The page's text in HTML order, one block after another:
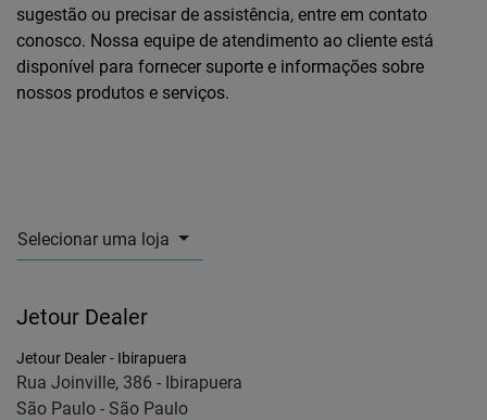
sugestão ou precisar de assistência, entre em contato
conosco. Nossa equipe de atendimento ao cliente está
disponível para fornecer suporte e informações sobre
nossos produtos e serviços.
Selecionar uma loja
Jetour Dealer
Jetour Dealer - Ibirapuera
Rua Joinville, 386 - Ibirapuera
São Paulo - São Paulo